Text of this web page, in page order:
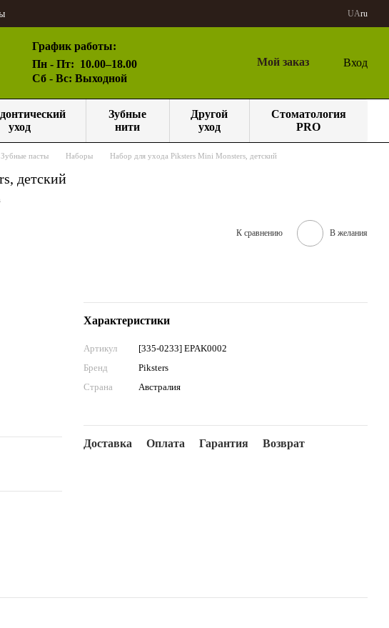
UAru
График работы:
Пн - Пт: 10.00–18.00
Сб - Вс: Выходной
Мой заказ Вход
уход
Зубные
нити
Другой
уход
Стоматология
PRO
Зубные пасты Наборы Набор для ухода Piksters Mini Monsters, детский
детский
К сравнению В желания
Характеристики
Артикул
[335-0233] EPAK0002
Бренд
Piksters
Страна
Австралия
Доставка Оплата Гарантия
Возврат